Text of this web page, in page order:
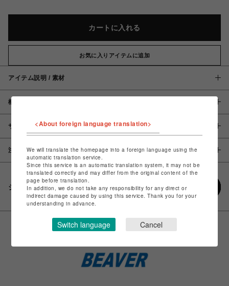
カートに入れる
お気に入りアイテムに追加
アイテム説明 / 素材
概要
サイズ
注意事項
シェアする
<About foreign language translation>
We will translate the homepage into a foreign language using the
automatic translation service.
Since this service is an automatic translation system, it may not be
translated correctly and may differ from the original content of the
page before translation.
In addition, we do not take any responsibility for any direct or
indirect damage caused by using this service. Thank you for your
understanding in advance.
Switch language Cancel